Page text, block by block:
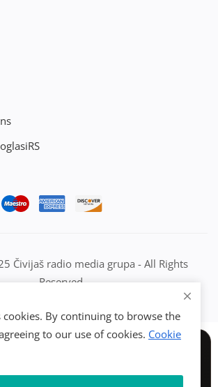
Čivijaš radio media grupa - All Rights
Reserved.
cookies. By continuing to browse the
to our use of cookies. Cookie